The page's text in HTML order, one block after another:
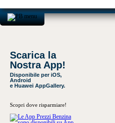
Scarica la
Nostra App!
Disponibile per iOS,
Android
e Huawei AppGallery.
Scopri dove risparmiare!